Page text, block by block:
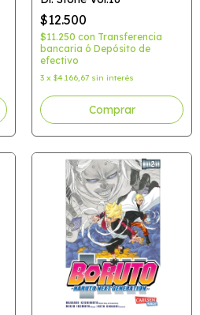
$12.500
$11.250 con Transferencia
bancaria ó Depósito de
efectivo
3 x $4.166,67 sin interés